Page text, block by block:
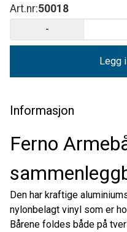
Art.nr:50018
-
Legg
Informasjon
Ferno
Den har kraftige
nylonbelagt vinyl som er
Bårene foldes både på